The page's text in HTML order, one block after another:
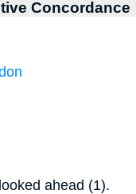
Concordance
ahead (1).